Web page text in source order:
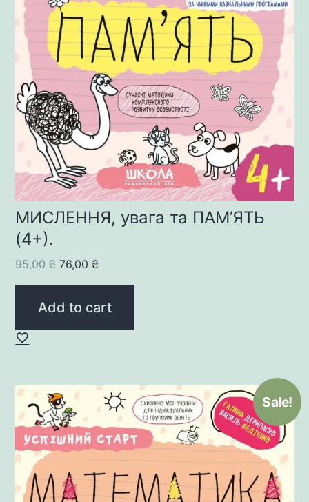
МИСЛЕННЯ, увага та ПАМ’ЯТЬ
(4+).
95,00₴ Original
price
was:
76,00₴Current
price
is:
Add to cart
Sale!